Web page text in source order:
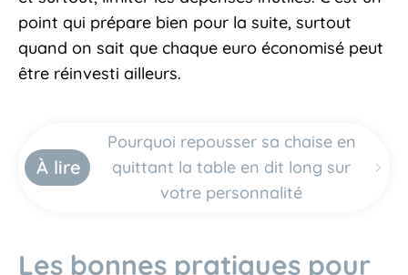
point qui prépare bien pour la suite, surtout
quand on sait que chaque euro économisé peut
être réinvesti ailleurs.
À lire
Pourquoi repousser sa chaise en
quittant la table en dit long sur
votre personnalité
Les bonnes pratiques pour